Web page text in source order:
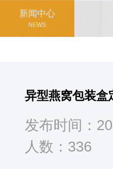
新闻中心
NEWS
异型燕窝包装盒
发布时间：
人数： 336